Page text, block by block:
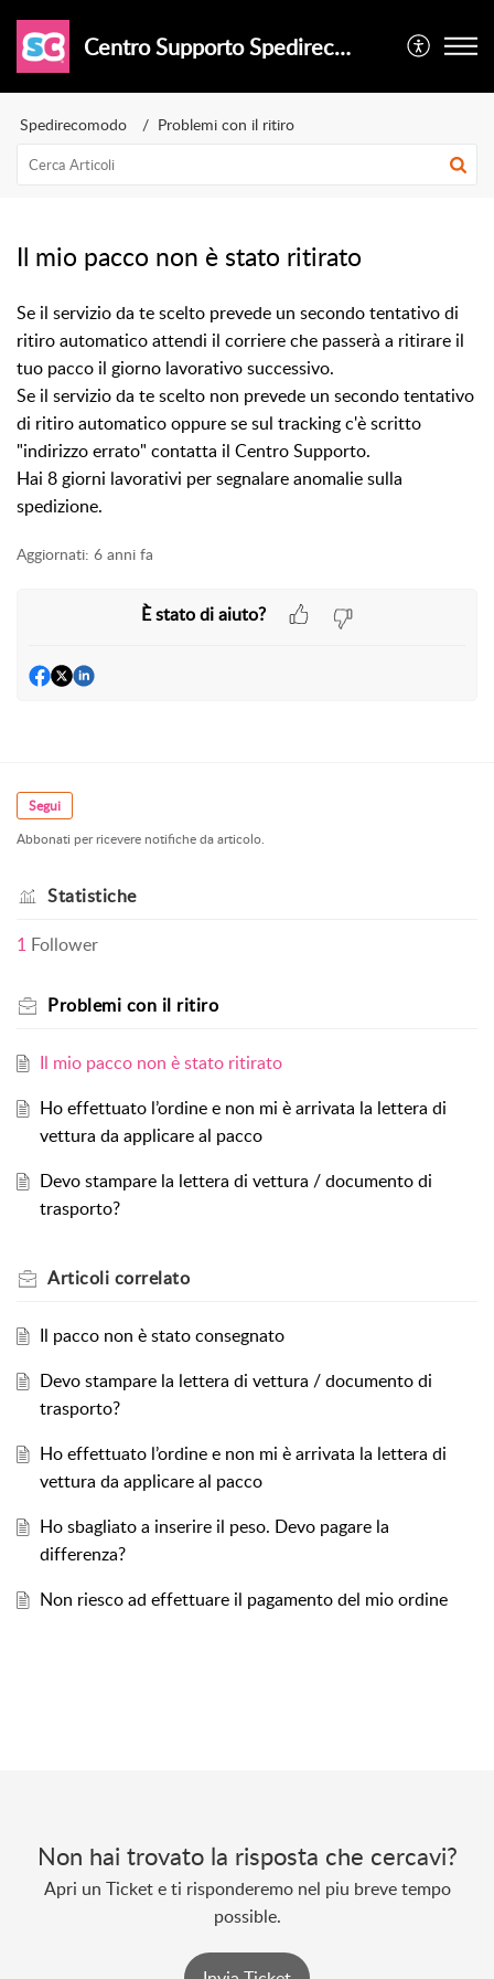
Centro Supporto Spedirecomodo
Spedirecomodo Problemi con il ritiro
Il mio pacco non è stato ritirato
Se il servizio da te scelto prevede un secondo tentativo di
ritiro automatico attendi il corriere che passerà a ritirare il
tuo pacco il giorno lavorativo successivo.
Se il servizio da te scelto non prevede un secondo tentativo
di ritiro automatico oppure se sul tracking c'è scritto
"indirizzo errato" contatta il Centro Supporto.
Hai 8 giorni lavorativi per segnalare anomalie sulla
spedizione.
Aggiornati: 6 anni fa
È stato di aiuto?
Segui
Abbonati per ricevere notifiche da articolo.
Statistiche
1 Follower
Problemi con il ritiro
Il mio pacco non è stato ritirato
Ho effettuato l’ordine e non mi è arrivata la lettera di
vettura da applicare al pacco
Devo stampare la lettera di vettura / documento di
trasporto?
Articoli correlato
Il pacco non è stato consegnato
Devo stampare la lettera di vettura / documento di
trasporto?
Ho effettuato l’ordine e non mi è arrivata la lettera di
vettura da applicare al pacco
Ho sbagliato a inserire il peso. Devo pagare la
differenza?
Non riesco ad effettuare il pagamento del mio ordine
Non hai trovato la risposta che cercavi?
Apri un Ticket e ti risponderemo nel piu breve tempo
possible.